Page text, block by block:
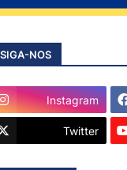
SIGA-NOS
Instagram
Twitter